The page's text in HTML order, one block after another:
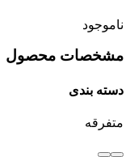
ناموجود
مشخصات محصول
دسته بندی
متفرقه